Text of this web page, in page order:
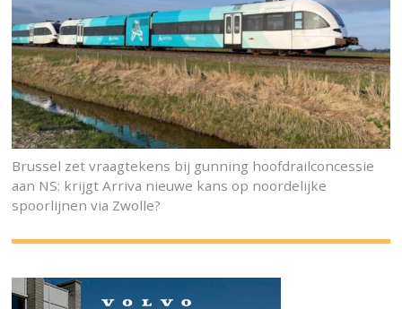
Brussel zet vraagtekens bij gunning hoofdrailconcessie
aan NS: krijgt Arriva nieuwe kans op noordelijke
spoorlijnen via Zwolle?